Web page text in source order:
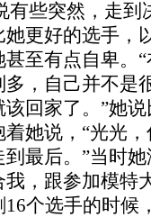
有些突然，走到
更好的选手，
至有点自卑。
，自己并不是
回家了。”她
她说，“光光
最后。”当时
，跟参加模特
个选手的时候